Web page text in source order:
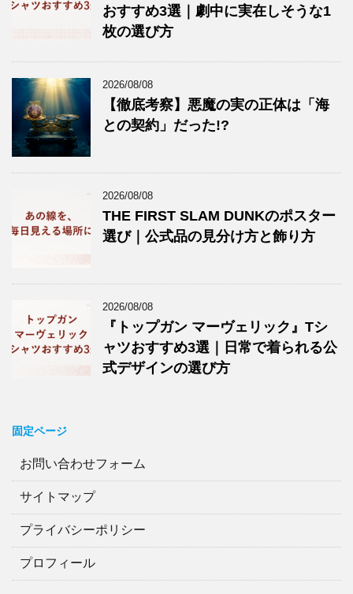
おすすめ3選｜劇中に実在しそうな1
枚の選び方
2026/08/08
【徹底考察】悪魔の実の正体は「海
との契約」だった!?
2026/08/08
THE FIRST SLAM DUNKのポスター
選び｜公式品の見分け方と飾り方
2026/08/08
『トップガン マーヴェリック』Tシ
ャツおすすめ3選｜日常で着られる公
式デザインの選び方
固定ページ
お問い合わせフォーム
サイトマップ
プライバシーポリシー
プロフィール